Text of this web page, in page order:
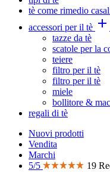
tè come rimedio
accessori per il tè 
tazze da tè
scatole per la
teiere
filtro per il tè
filtro per il tè
miele
bollitore &
regali di tè
Nuovi prodotti
Vendita
Marchi
5/5
19